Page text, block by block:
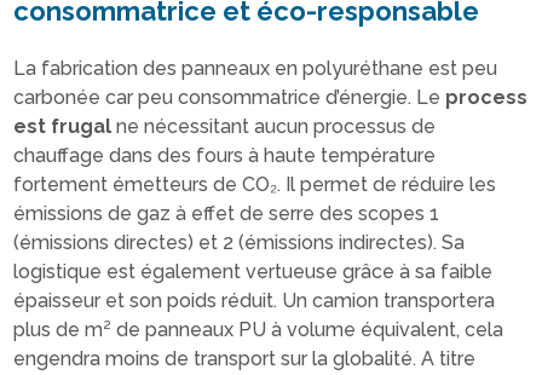
consommatrice et éco-responsable
La fabrication des panneaux en polyuréthane est peu
carbonée car peu consommatrice d’énergie. Le process
est frugal ne nécessitant aucun processus de
chauffage dans des fours à haute température
fortement émetteurs de CO₂. Il permet de réduire les
émissions de gaz à effet de serre des scopes 1
(émissions directes) et 2 (émissions indirectes). Sa
logistique est également vertueuse grâce à sa faible
épaisseur et son poids réduit. Un camion transportera
plus de m² de panneaux PU à volume équivalent, cela
engendra moins de transport sur la globalité. A titre